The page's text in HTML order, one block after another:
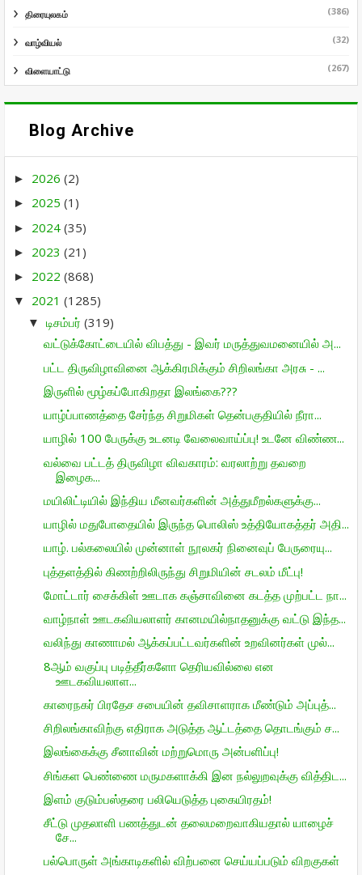
திரையுலகம் (386)
வாழ்வியல் (32)
விளையாட்டு (267)
Blog Archive
► 2026 (2)
► 2025 (1)
► 2024 (35)
► 2023 (21)
► 2022 (868)
▼ 2021 (1285)
▼ டிசம்பர் (319)
வட்டுக்கோட்டையில் விபத்து - இவர் மருத்துவமனையில் அ...
பட்ட திருவிழாவினை ஆக்கிரமிக்கும் சிறிலங்கா அரசு - ...
இருளில் மூழ்கப்போகிறதா இலங்கை???
யாழ்ப்பாணத்தை சேர்ந்த சிறுமிகள் தென்பகுதியில் நீரா...
யாழில் 100 பேருக்கு உடனடி வேலைவாய்ப்பு! உடனே விண்ண...
வல்வை பட்டத் திருவிழா விவகாரம்: வரலாற்று தவறை
இழைக...
மயிலிட்டியில் இந்திய மீனவர்களின் அத்துமீறல்களுக்கு...
யாழில் மதுபோதையில் இருந்த பொலிஸ் உத்தியோகத்தர் அதி...
யாழ். பல்கலையில் முன்னாள் நூலகர் நினைவுப் பேருரையு...
புத்தளத்தில் கிணற்றிலிருந்து சிறுமியின் சடலம் மீட்பு!
மோட்டார் சைக்கிள் ஊடாக கஞ்சாவினை கடத்த முற்பட்ட நா...
வாழ்நாள் ஊடகவியலாளர் கானமயில்நாதனுக்கு வட்டு இந்த...
வலிந்து காணாமல் ஆக்கப்பட்டவர்களின் உறவினர்கள் முல்...
8ஆம் வகுப்பு படித்தீர்களோ தெரியவில்லை என
ஊடகவியலாள...
காரைநகர் பிரதேச சபையின் தவிசாளராக மீண்டும் அப்புத்...
சிறிலங்காவிற்கு எதிராக அடுத்த ஆட்டத்தை தொடங்கும் ச...
இலங்கைக்கு சீனாவின் மற்றுமொரு அன்பளிப்பு!
சிங்கள பெண்ணை மருமகளாக்கி இன நல்லுறவுக்கு வித்திட...
இளம் குடும்பஸ்தரை பலியெடுத்த புகையிரதம்!
சீட்டு முதலாளி பணத்துடன் தலைமறைவாகியதால் யாழைச்
சே...
பல்பொருள் அங்காடிகளில் விற்பனை செய்யப்படும் விறகுகள்